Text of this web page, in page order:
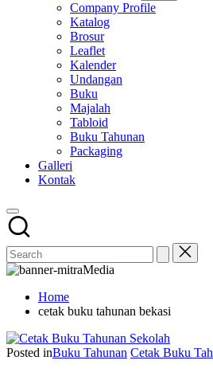
Company Profile
Katalog
Brosur
Leaflet
Kalender
Undangan
Buku
Majalah
Tabloid
Buku Tahunan
Packaging
Galleri
Kontak
Home
cetak buku tahunan bekasi
Posted inBuku Tahunan Cetak Buku